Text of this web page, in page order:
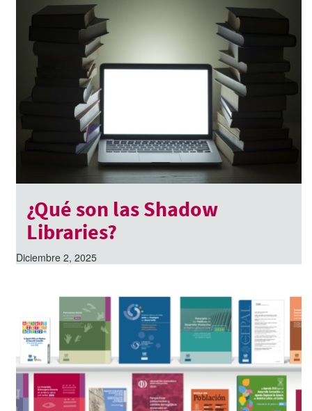
¿Qué son las Shadow
Libraries?
Diciembre 2, 2025